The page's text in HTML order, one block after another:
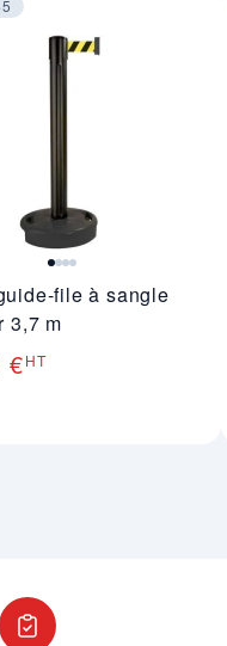
file à sangle
3,7 m
€HT